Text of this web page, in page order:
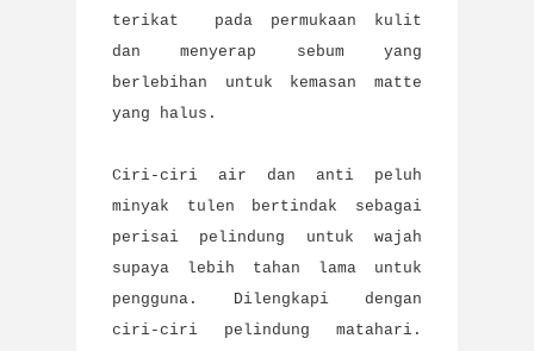
terikat pada permukaan kulit
dan menyerap sebum yang
berlebihan untuk kemasan matte
yang halus.
Ciri-ciri air dan anti peluh
minyak tulen bertindak sebagai
perisai pelindung untuk wajah
supaya lebih tahan lama untuk
pengguna. Dilengkapi dengan
ciri-ciri pelindung matahari.